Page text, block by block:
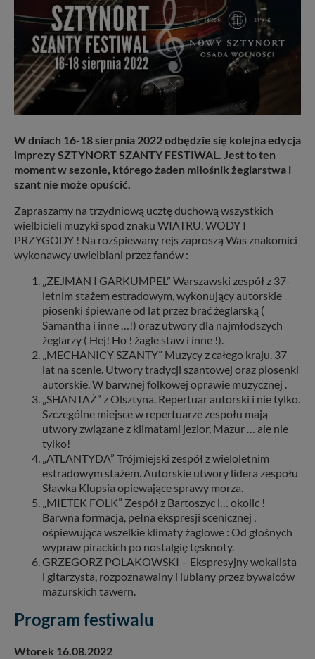
W dniach 16-18 sierpnia 2022 odbędzie się kolejna edycja
imprezy SZTYNORT SZANTY FESTIWAL. Jest to ten
moment w sezonie, którego żaden miłośnik żeglarstwa i
szant nie może opuścić.
Zapraszamy na trzydniową ucztę duchową wszystkich
wielbicieli muzyki spod znaku WIATRU, WODY I
PRZYGODY ! Na rozśpiewany rejs zaproszą Was znakomici
wykonawcy uwielbiani przez fanów :
„ZEJMAN I GARKUMPEL” Warszawski zespół z 37-
letnim stażem estradowym, wykonujący autorskie
piosenki śpiewane od lat przez brać żeglarską (
Samantha i inne …!) oraz utwory dla najmłodszych
żeglarzy ( Hej! Ho ! żagle staw i inne !).
„MECHANICY SZANTY” Muzycy z całego kraju. 37
lat na scenie. Utwory tradycji szantowej oraz piosenki
autorskie. W barwnej folkowej oprawie muzycznej .
„SHANTAŻ” z Olsztyna. Repertuar autorski i nie tylko.
Szczególne miejsce w repertuarze zespołu mają
utwory związane z klimatami jezior, Mazur … ale nie
tylko!
„ATLANTYDA” Trójmiejski zespół z wieloletnim
estradowym stażem. Autorskie utwory lidera zespołu
Sławka Klupsia opiewające sprawy morza.
„MIETEK FOLK” Zespół z Bartoszyc i… okolic !
Barwna formacja, pełna ekspresji scenicznej ,
ośpiewująca wszelkie klimaty żaglowe : Od głośnych
wypraw pirackich po nostalgię tęsknoty.
GRZEGORZ POLAKOWSKI – Ekspresyjny wokalista
i gitarzysta, rozpoznawalny i lubiany przez bywalców
mazurskich tawern.
Program festiwalu
Wtorek 16.08.2022